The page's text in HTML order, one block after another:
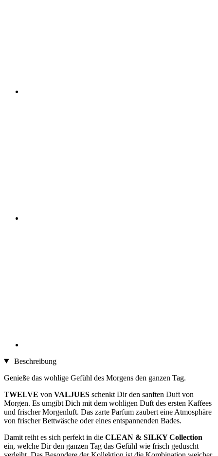
Beschreibung
Genieße das wohlige Gefühl des Morgens den ganzen Tag.
TWELVE von VALJUES schenkt Dir den sanften Duft von
Morgen. Es umgibt Dich mit dem wohligen Duft des ersten Kaffees
und frischer Morgenluft. Das zarte Parfum zaubert eine Atmosphäre
von frischer Bettwäsche oder eines entspannenden Bades.
Damit reiht es sich perfekt in die CLEAN & SILKY Collection
ein, welche Dir den ganzen Tag das Gefühl wie frisch geduscht